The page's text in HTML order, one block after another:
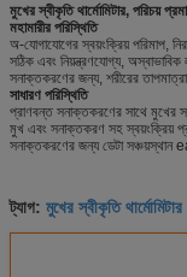
মুখের স্বীকৃতি থার্মোমিটার, পরিচয়
মহামারীর পরিস্থিতি
অ-যোগাযোগের স্বয়ংক্রিয় পরিমাপ,
সঠিক এবং নিয়ন্ত্রণযোগ্য, অস্বাভাবিক
সনাক্তকরণের জন্য, শরীরের
সাধারণ পরিস্থিতি
প্রাণবন্ত সনাক্তকরণের সাথে মুখের
মুখ এবং সনাক্তকরণ সহ স্বয়ংক্রিয়
সনাক্তকরণের জন্য ডেটা সঞ্চয়স্থান
ট্যাগ: মুখের স্বীকৃতি থার্মোমিটার